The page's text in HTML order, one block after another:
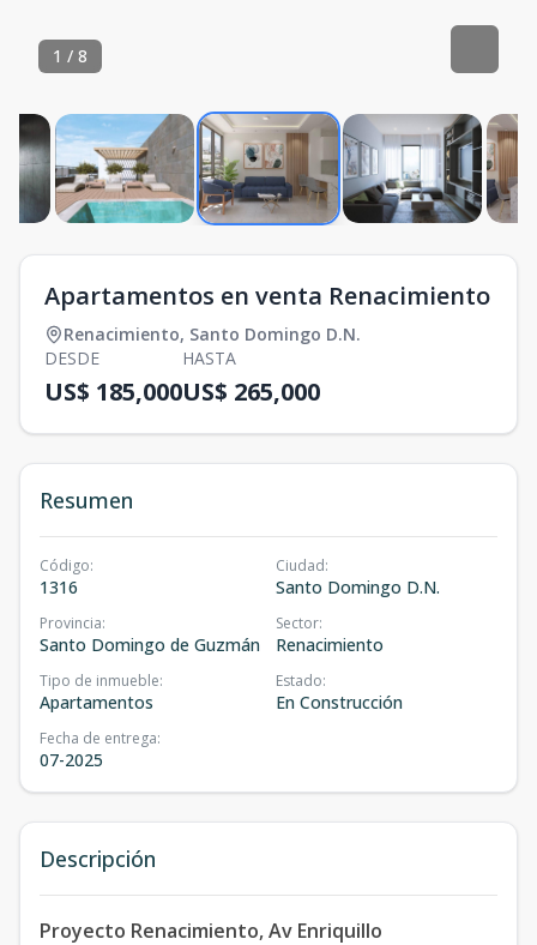
1 / 8
Apartamentos en venta Renacimiento
Renacimiento, Santo Domingo D.N.
DESDE
US$ 185,000
HASTA
US$ 265,000
Resumen
Código:
1316
Ciudad:
Santo Domingo D.N.
Provincia:
Santo Domingo de Guzmán
Sector:
Renacimiento
Tipo de inmueble:
Apartamentos
Estado:
En Construcción
Fecha de entrega:
07-2025
Descripción
Proyecto Renacimiento, Av Enriquillo